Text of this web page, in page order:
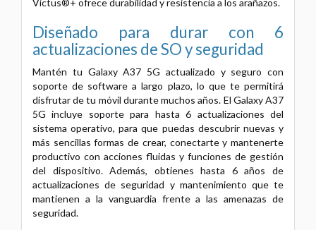
Diseñado para durar con 6
actualizaciones de SO y seguridad
Mantén tu Galaxy A37 5G actualizado y seguro con
soporte de software a largo plazo, lo que te permitirá
disfrutar de tu móvil durante muchos años. El Galaxy A37
5G incluye soporte para hasta 6 actualizaciones del
sistema operativo, para que puedas descubrir nuevas y
más sencillas formas de crear, conectarte y mantenerte
productivo con acciones fluidas y funciones de gestión
del dispositivo. Además, obtienes hasta 6 años de
actualizaciones de seguridad y mantenimiento que te
mantienen a la vanguardia frente a las amenazas de
seguridad.